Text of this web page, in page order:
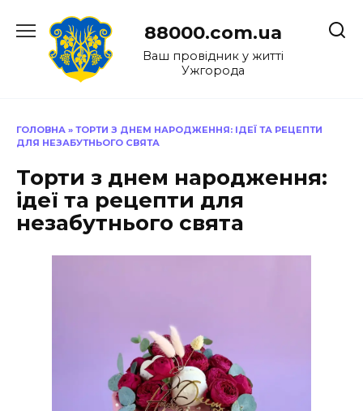
до
88000.com.ua
Ваш провідник у житті
Ужгорода
ГОЛОВНА » ТОРТИ З ДНЕМ НАРОДЖЕННЯ: ІДЕЇ ТА РЕЦЕПТИ
ДЛЯ НЕЗАБУТНЬОГО СВЯТА
Торти з днем народження:
ідеї та рецепти для
незабутнього свята